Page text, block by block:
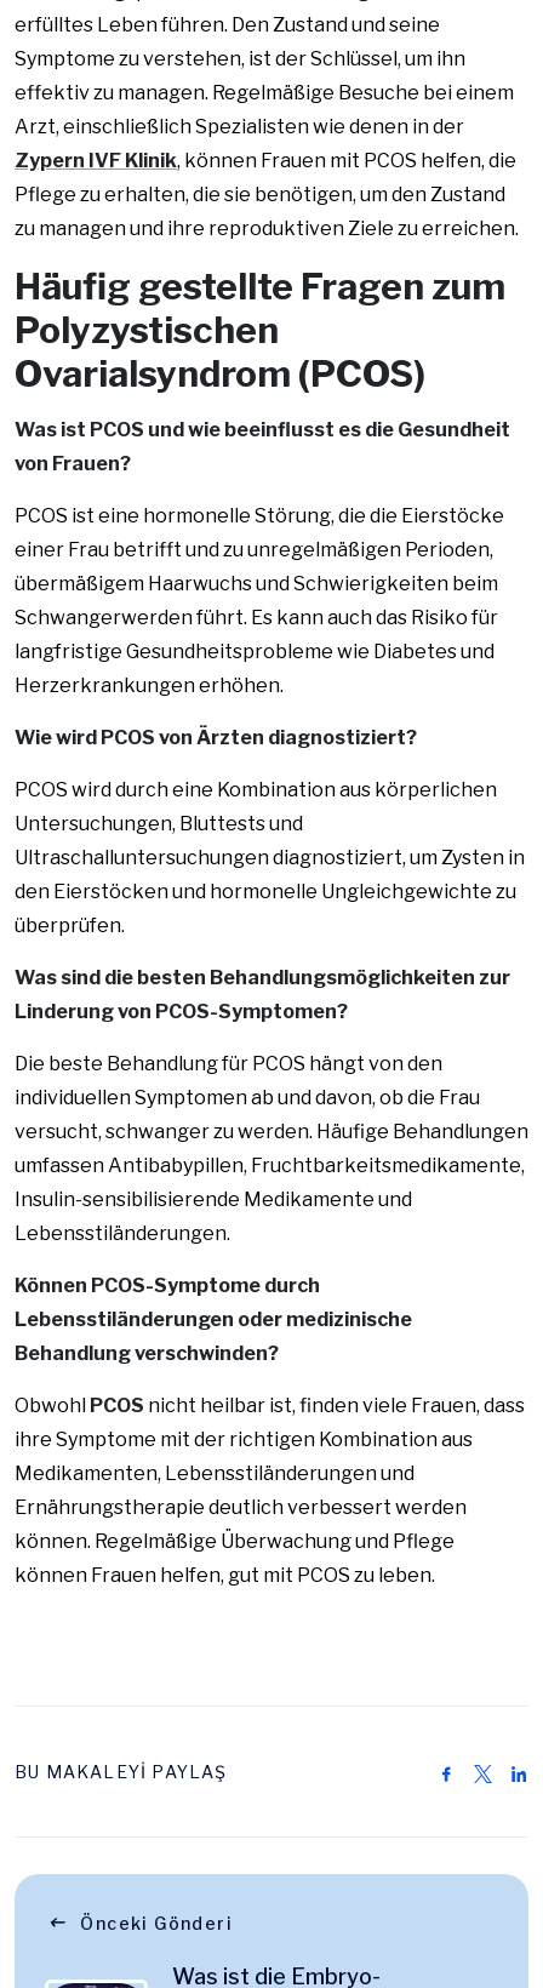
erfülltes Leben führen. Den Zustand und seine
Symptome zu verstehen, ist der Schlüssel, um ihn
effektiv zu managen. Regelmäßige Besuche bei einem
Arzt, einschließlich Spezialisten wie denen in der
Zypern IVF Klinik, können Frauen mit PCOS helfen, die
Pflege zu erhalten, die sie benötigen, um den Zustand
zu managen und ihre reproduktiven Ziele zu erreichen.
Häufig gestellte Fragen zum
Polyzystischen
Ovarialsyndrom (PCOS)
Was ist PCOS und wie beeinflusst es die Gesundheit
von Frauen?
PCOS ist eine hormonelle Störung, die die Eierstöcke
einer Frau betrifft und zu unregelmäßigen Perioden,
übermäßigem Haarwuchs und Schwierigkeiten beim
Schwangerwerden führt. Es kann auch das Risiko für
langfristige Gesundheitsprobleme wie Diabetes und
Herzerkrankungen erhöhen.
Wie wird PCOS von Ärzten diagnostiziert?
PCOS wird durch eine Kombination aus körperlichen
Untersuchungen, Bluttests und
Ultraschalluntersuchungen diagnostiziert, um Zysten in
den Eierstöcken und hormonelle Ungleichgewichte zu
überprüfen.
Was sind die besten Behandlungsmöglichkeiten zur
Linderung von PCOS-Symptomen?
Die beste Behandlung für PCOS hängt von den
individuellen Symptomen ab und davon, ob die Frau
versucht, schwanger zu werden. Häufige Behandlungen
umfassen Antibabypillen, Fruchtbarkeitsmedikamente,
Insulin-sensibilisierende Medikamente und
Lebensstiländerungen.
Können PCOS-Symptome durch
Lebensstiländerungen oder medizinische
Behandlung verschwinden?
Obwohl PCOS nicht heilbar ist, finden viele Frauen, dass
ihre Symptome mit der richtigen Kombination aus
Medikamenten, Lebensstiländerungen und
Ernährungstherapie deutlich verbessert werden
können. Regelmäßige Überwachung und Pflege
können Frauen helfen, gut mit PCOS zu leben.
BU MAKALEYİ PAYLAŞ
Önceki Gönderi
Was ist die Embryo-